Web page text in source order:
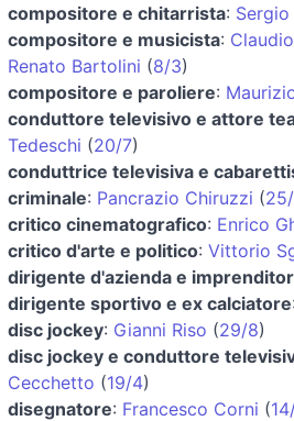
compositore e chitarrista:
compositore e musicista:
Renato Bartolini (8/3)
compositore e paroliere:
conduttore televisivo e attore
Tedeschi (20/7)
conduttrice televisiva e
criminale: Pancrazio Chiruzzi (
critico cinematografico: Enrico
critico d'arte e politico: Vittorio
dirigente d'azienda e
dirigente sportivo e ex calciatore:
disc jockey: Gianni Riso (29/8)
disc jockey e conduttore
Cecchetto (19/4)
disegnatore: Francesco Corni (